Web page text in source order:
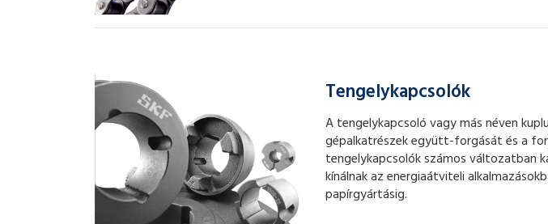
Tengelykapcsolók
A tengelykapcsoló vagy más néven
gépalkatrészek együtt-forgását és a
tengelykapcsolók számos változatban
kínálnak az energiaátviteli
papírgyártásig.